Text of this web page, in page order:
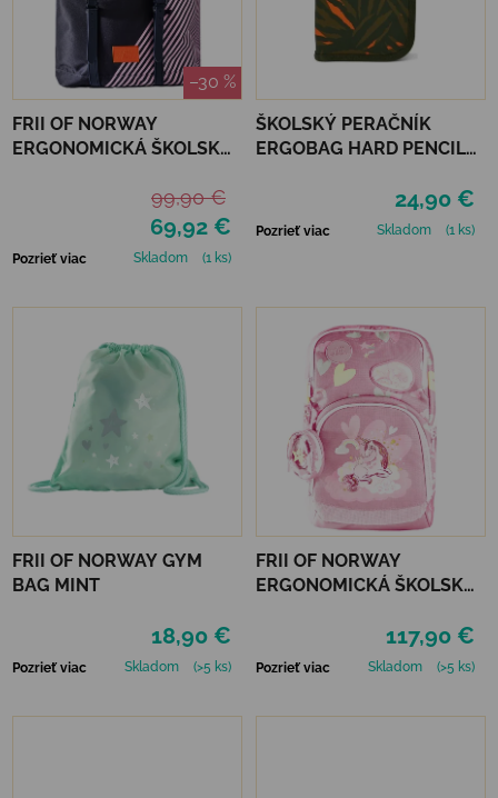
–30 %
FRII OF NORWAY
ERGONOMICKÁ ŠKOLSKÁ
69,92 €
99,90 €
Pozrieť viac Skladom (1 ks)
ŠKOLSKÝ PERAČNÍK
ERGOBAG HARD PENCIL
24,90 €
Pozrieť viac Skladom (1 ks)
FRII OF NORWAY GYM
BAG MINT
18,90 €
Pozrieť viac Skladom (>5 ks)
FRII OF NORWAY
ERGONOMICKÁ ŠKOLSKÁ
117,90 €
Pozrieť viac Skladom (>5 ks)